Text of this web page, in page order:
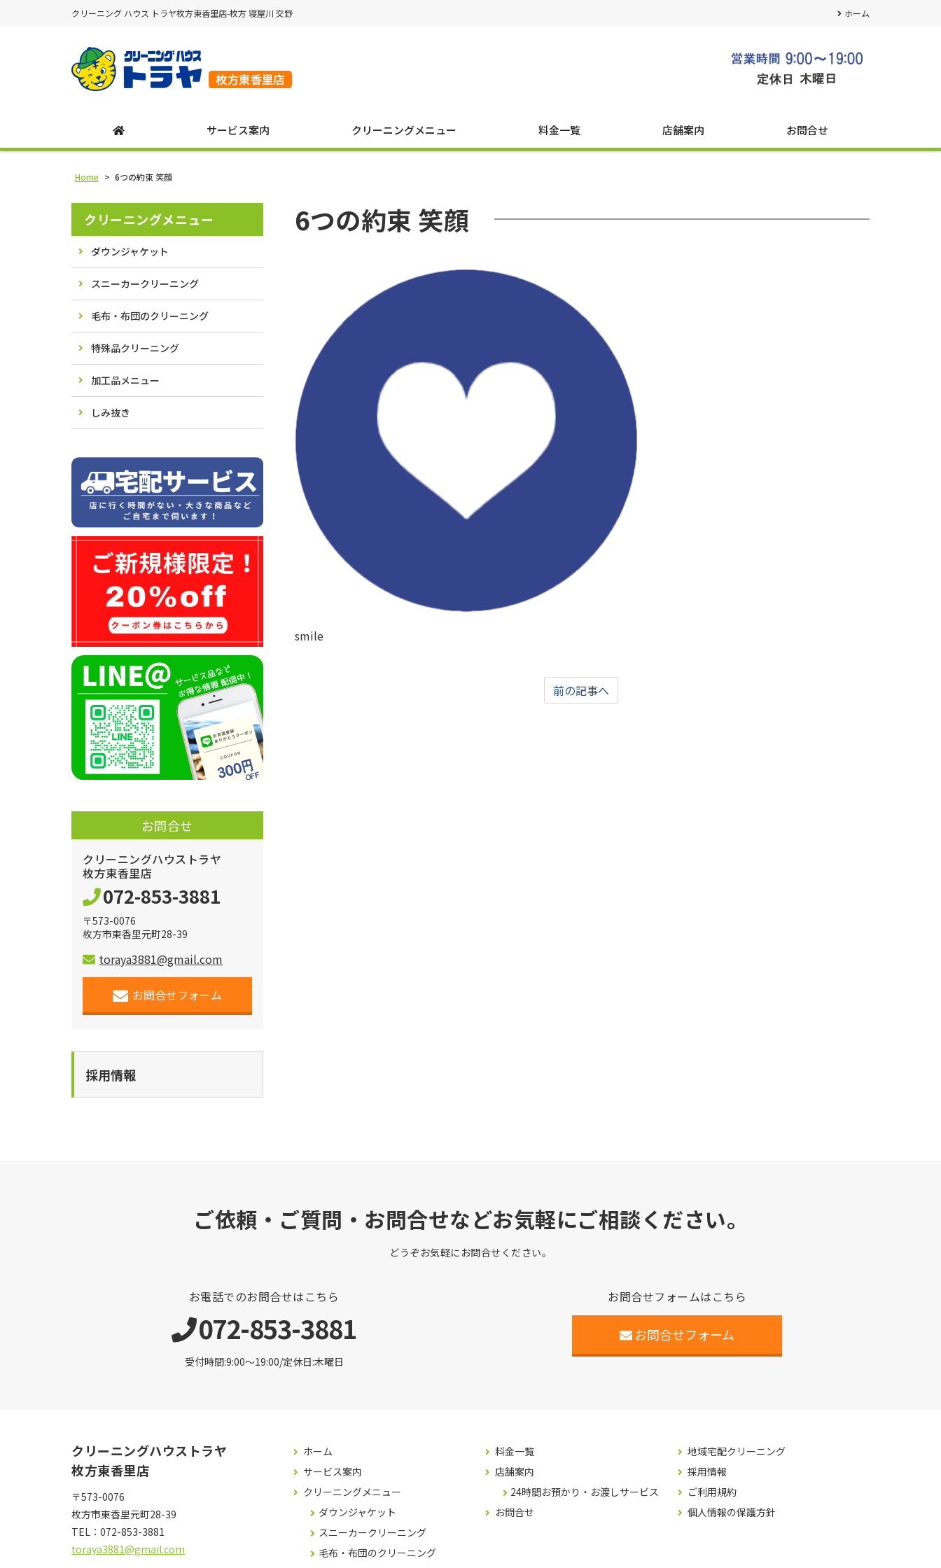
クリーニング ハウス トラヤ枚方東香里店-枚方 寝屋川 交野 ホーム
サービス案内 クリーニングメニュー 料金一覧 店舗案内 お問合せ
Home > 6つの約束 笑顔
6つの約束 笑顔
smile
前の記事へ
クリーニングメニュー
ダウンジャケット
スニーカークリーニング
毛布・布団のクリーニング
特殊品クリーニング
加工品メニュー
しみ抜き
お問合せ
クリーニングハウストラヤ
枚方東香里店
072-853-3881
〒573-0076
枚方市東香里元町28-39
toraya3881@gmail.com
お問合せフォーム
採用情報
ご依頼・ご質問・お問合せなどお気軽にご相談ください。
どうぞお気軽にお問合せください。
お電話でのお問合せはこちら
072-853-3881
受付時間:9:00〜19:00/定休日:木曜日
お問合せフォームはこちら
お問合せフォーム
クリーニングハウストラヤ
枚方東香里店
〒573-0076
枚方市東香里元町28-39
TEL： 072-853-3881
toraya3881@gmail.com
ホーム
サービス案内
クリーニングメニュー
ダウンジャケット
スニーカークリーニング
毛布・布団のクリーニング
料金一覧
店舗案内
24時間お預かり・お渡しサービス
お問合せ
地域宅配クリーニング
採用情報
ご利用規約
個人情報の保護方針